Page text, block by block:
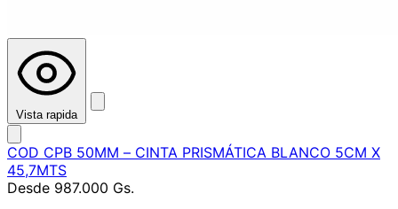
Vista rapida
COD CPB 50MM – CINTA PRISMÁTICA BLANCO 5CM X
45,7MTS
Desde 987.000 Gs.